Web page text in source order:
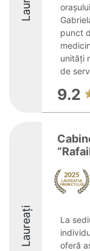
punct
unități
de
9.2
Laureați
La
oferă